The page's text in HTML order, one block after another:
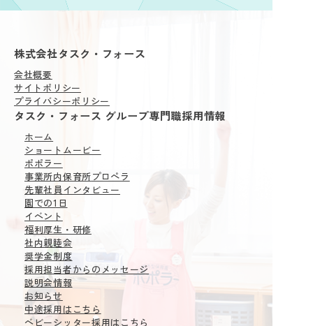
株式会社タスク・フォース
会社概要
サイトポリシー
プライバシーポリシー
タスク・フォース グループ専門職採用情報
ホーム
ショートムービー
ポポラー
事業所内保育所プロペラ
先輩社員インタビュー
園での1日
イベント
福利厚生・研修
社内親睦会
奨学金制度
採用担当者からのメッセージ
説明会情報
お知らせ
中途採用はこちら
ベビーシッター採用はこちら